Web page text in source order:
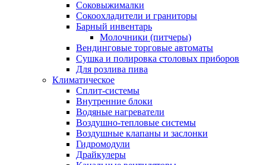
Соковыжималки
Сокоохладители и граниторы
Барный инвентарь
Молочники (питчеры)
Вендинговые торговые автоматы
Сушка и полировка столовых приборов
Для розлива пива
Климатическое
Сплит-системы
Внутренние блоки
Водяные нагреватели
Воздушно-тепловые системы
Воздушные клапаны и заслонки
Гидромодули
Драйкулеры